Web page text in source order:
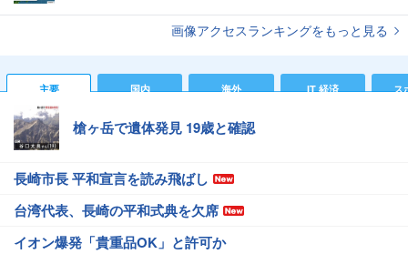
画像アクセスランキングをもっと見る
主要 国内 海外 IT 経済 ス
槍ヶ岳で遺体発見 19歳と確認
長崎市長 平和宣言を読み飛ばし
台湾代表、長崎の平和式典を欠席
イオン爆発「貴重品OK」と許可か